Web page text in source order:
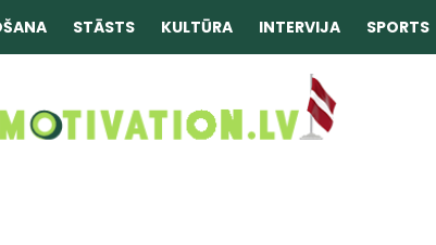
STĀSTS KULTŪRA INTERVIJA SPORTS